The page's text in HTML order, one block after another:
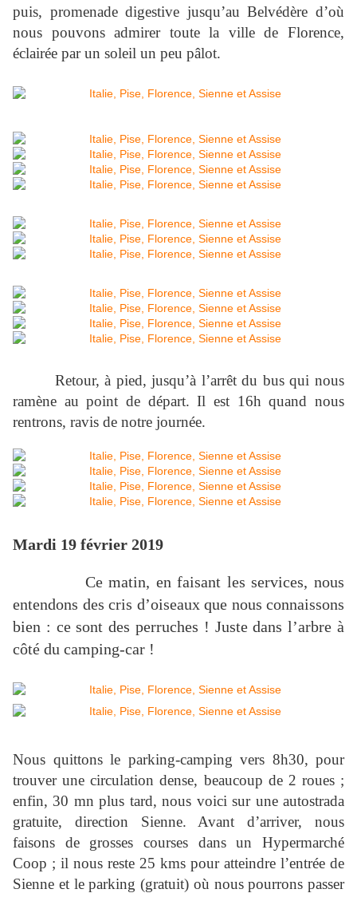
puis, promenade digestive jusqu’au Belvédère d’où
nous pouvons admirer toute la ville de Florence,
éclairée par un soleil un peu pâlot.
Retour, à pied, jusqu’à l’arrêt du bus qui nous
ramène au point de départ. Il est 16h quand nous
rentrons, ravis de notre journée.
Mardi 19 février 2019
Ce matin, en faisant les services, nous
entendons des cris d’oiseaux que nous connaissons
bien : ce sont des perruches ! Juste dans l’arbre à
côté du camping-car !
Nous quittons le parking-camping vers 8h30, pour
trouver une circulation dense, beaucoup de 2 roues ;
enfin, 30 mn plus tard, nous voici sur une autostrada
gratuite, direction Sienne. Avant d’arriver, nous
faisons de grosses courses dans un Hypermarché
Coop ; il nous reste 25 kms pour atteindre l’entrée de
Sienne et le parking (gratuit) où nous pourrons passer